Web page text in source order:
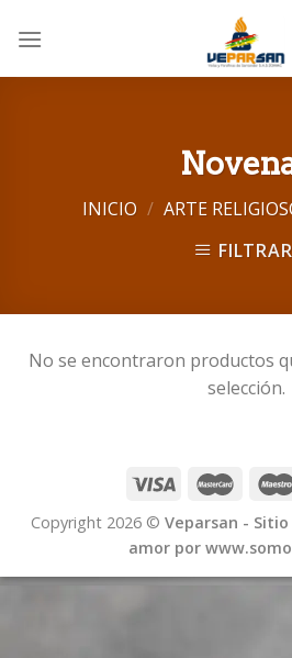
INICIO / ARTE
FILTRAR
No se encontraron productos
selección.
Copyright 2026 © Veparsan -
amor por